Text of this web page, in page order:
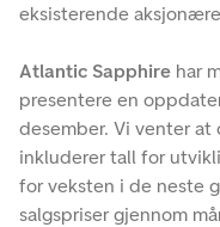
eksisterende
Atlantic Sapphire har
presentere en
desember. Vi venter
inkluderer tall for
for veksten i de neste
salgspriser gjennom